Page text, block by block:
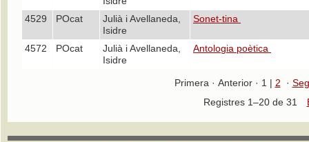
4529 POcat
Julià i Avellaneda,
Isidre
Sonet-tina
4572 POcat
Julià i Avellaneda,
Isidre
Antologia poètica
Primera · Anterior · 1 | 2 ·
Registres 1–20 de 31